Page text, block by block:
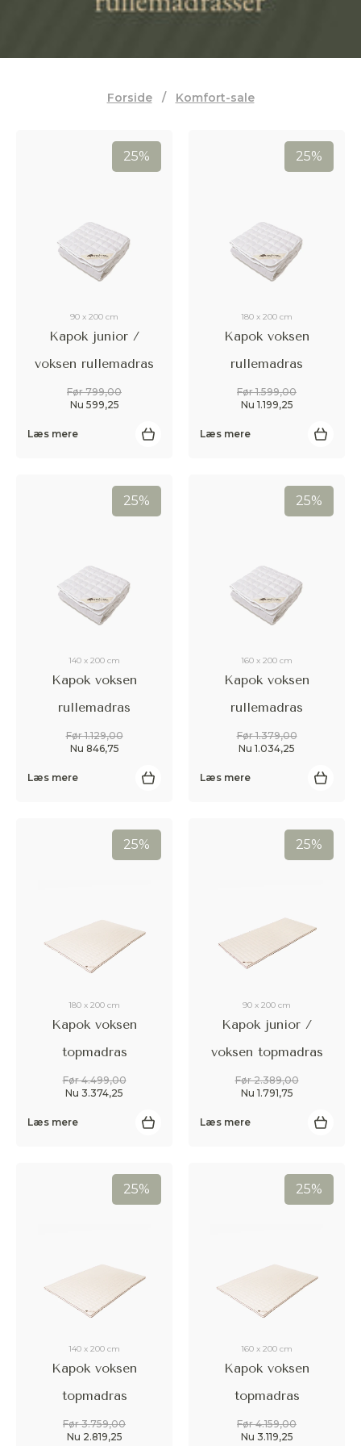
Forside / Komfort-sale
25%
90 x 200 cm
Kapok junior /
voksen rullemadras
Før 799,00
Nu 599,25
Læs mere
25%
180 x 200 cm
Kapok voksen
rullemadras
Før 1.599,00
Nu 1.199,25
Læs mere
25%
140 x 200 cm
Kapok voksen
rullemadras
Før 1.129,00
Nu 846,75
Læs mere
25%
160 x 200 cm
Kapok voksen
rullemadras
Før 1.379,00
Nu 1.034,25
Læs mere
25%
180 x 200 cm
Kapok voksen
topmadras
Før 4.499,00
Nu 3.374,25
Læs mere
25%
90 x 200 cm
Kapok junior /
voksen topmadras
Før 2.389,00
Nu 1.791,75
Læs mere
25%
140 x 200 cm
Kapok voksen
topmadras
Før 3.759,00
Nu 2.819,25
25%
160 x 200 cm
Kapok voksen
topmadras
Før 4.159,00
Nu 3.119,25